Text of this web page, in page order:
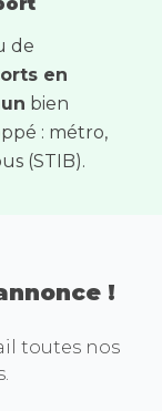
de
en
bien
: métro,
(STIB).
!
toutes nos